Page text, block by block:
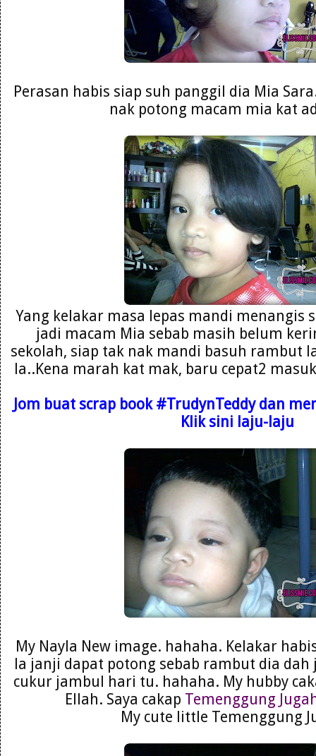
Perasan habis siap suh panggil dia Mia
nak potong macam mia kat
Yang kelakar masa lepas mandi menangis
jadi macam Mia sebab masih belum
sekolah, siap tak nak mandi basuh rambut
la..Kena marah kat mak, baru cepat2
Jom buat scrap book #TrudynTeddy dan
Klik sini laju-laju
My Nayla New image. hahaha. Kelakar
la janji dapat potong sebab rambut dia dah
cukur jambul hari tu. hahaha. My hubby
Ellah. Saya cakap Temenggung
My cute little Temenggung